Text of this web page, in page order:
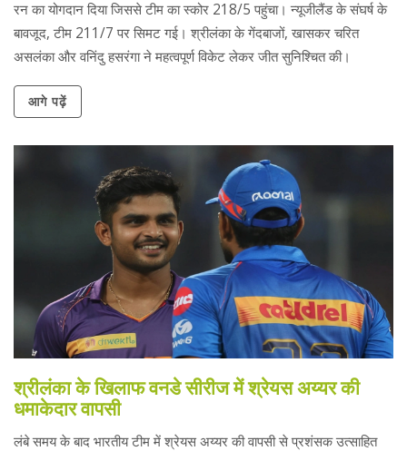
रन का योगदान दिया जिससे टीम का स्कोर 218/5 पहुंचा। न्यूजीलैंड के संघर्ष के
बावजूद, टीम 211/7 पर सिमट गई। श्रीलंका के गेंदबाजों, खासकर चरित
असलंका और वनिंदु हसरंगा ने महत्वपूर्ण विकेट लेकर जीत सुनिश्चित की।
आगे पढ़ें
श्रीलंका के खिलाफ वनडे सीरीज में श्रेयस अय्यर की
धमाकेदार वापसी
लंबे समय के बाद भारतीय टीम में श्रेयस अय्यर की वापसी से प्रशंसक उत्साहित